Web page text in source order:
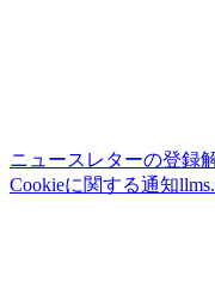
ニュースレターの登録
Cookieに関する通知